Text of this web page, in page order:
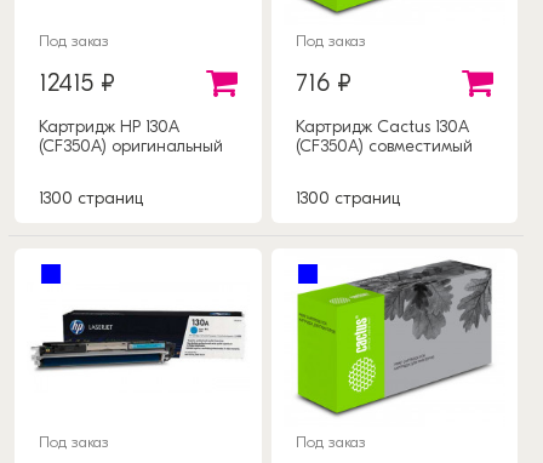
Под заказ
12415 ₽
Картридж HP 130A
(CF350A) оригинальный
1300 страниц
Под заказ
716 ₽
Картридж Cactus 130A
(CF350A) совместимый
1300 страниц
Под заказ Под заказ